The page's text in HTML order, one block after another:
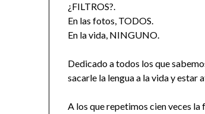
¿FILTROS?.
En las fotos, TODOS.
En la vida, NINGUNO.
Dedicado a todos los que
sacarle la lengua a la vida y estar
A los que repetimos cien veces